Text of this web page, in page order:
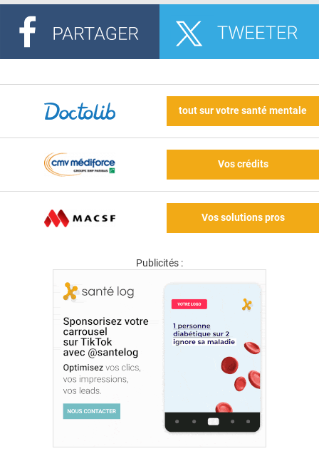
tout sur votre santé mentale
Vos crédits
Vos solutions pros
Publicités :